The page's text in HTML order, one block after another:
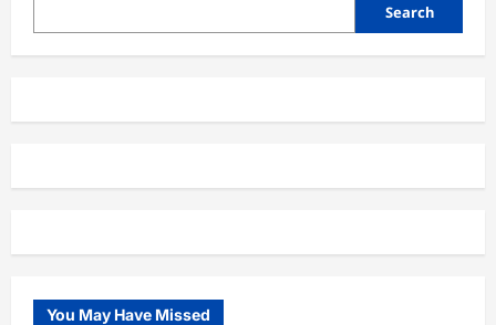
Search
You May Have Missed